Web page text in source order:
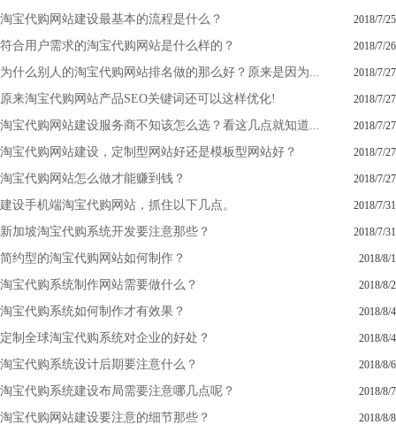
淘宝代购网站建设最基本的流程是什么？ 2018/7/25
符合用户需求的淘宝代购网站是什么样的？ 2018/7/26
为什么别人的淘宝代购网站排名做的那么好？原来是因为... 2018/7/27
原来淘宝代购网站产品SEO关键词还可以这样优化! 2018/7/27
淘宝代购网站建设服务商不知该怎么选？看这几点就知道... 2018/7/27
淘宝代购网站建设，定制型网站好还是模板型网站好？ 2018/7/27
淘宝代购网站怎么做才能赚到钱？ 2018/7/27
建设手机端淘宝代购网站，抓住以下几点。 2018/7/31
新加坡淘宝代购系统开发要注意那些？ 2018/7/31
简约型的淘宝代购网站如何制作？ 2018/8/1
淘宝代购系统制作网站需要做什么？ 2018/8/2
淘宝代购系统如何制作才有效果？ 2018/8/4
定制全球淘宝代购系统对企业的好处？ 2018/8/4
淘宝代购系统设计后期要注意什么？ 2018/8/6
淘宝代购系统建设布局需要注意哪几点呢？ 2018/8/7
淘宝代购网站建设要注意的细节那些？ 2018/8/8